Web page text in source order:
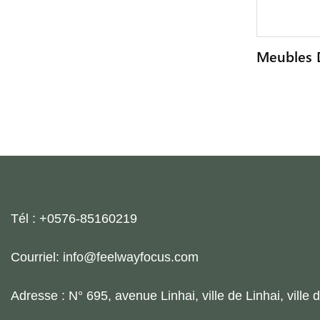
Meubles
Tél : +0576-85160219
Courriel: info@feelwayfocus.com
Adresse : N° 695, avenue Linhai, ville de Linhai, ville